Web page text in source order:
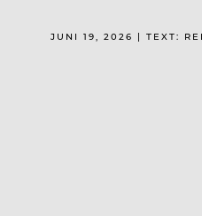
JUNI 19, 2026 | TEXT: